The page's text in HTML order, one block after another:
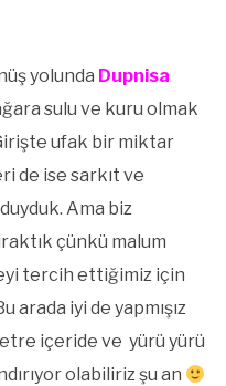
yolunda Dupnisa
sulu ve kuru olmak
ufak bir miktar
de ise sarkıt ve
Ama biz
çünkü malum
tercih ettiğimiz için
arada iyi de yapmışız
içeride ve yürü yürü
olabiliriz şu an